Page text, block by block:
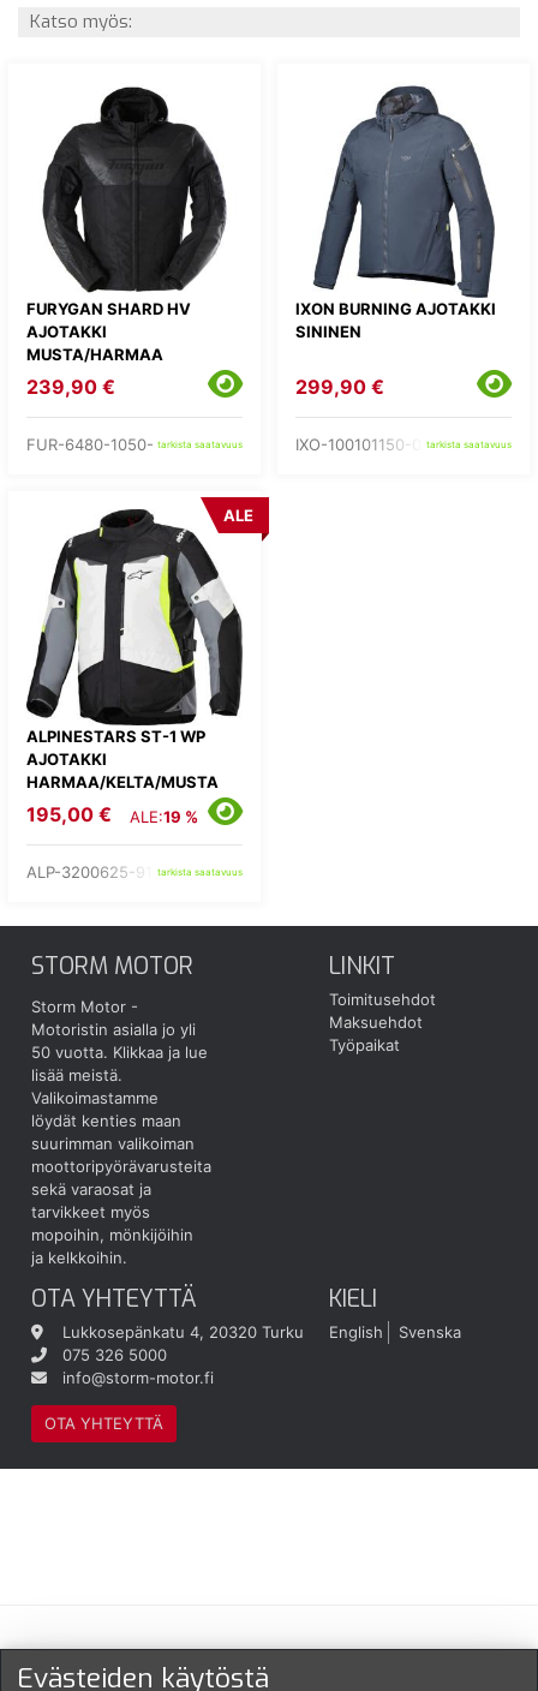
Katso myös:
FURYGAN SHARD HV
AJOTAKKI
MUSTA/HARMAA
239,90 €
FUR-6480-1050- tarkista saatavuus
IXON BURNING AJOTAKKI
SININEN
299,90 €
IXO-100101150-04-tarkista saatavuus
ALPINESTARS ST-1 WP
AJOTAKKI
HARMAA/KELTA/MUSTA
ALE
195,00 € ALE:19 %
ALP-3200625-9145-tarkista saatavuus
STORM MOTOR
Storm Motor -
Motoristin asialla jo yli
50 vuotta. Klikkaa ja lue
lisää meistä.
Valikoimastamme
löydät kenties maan
suurimman valikoiman
moottoripyörävarusteita
sekä varaosat ja
tarvikkeet myös
mopoihin, mönkijöihin
ja kelkkoihin.
LINKIT
Toimitusehdot
Maksuehdot
Työpaikat
OTA YHTEYTTÄ
Lukkosepänkatu 4, 20320 Turku
075 326 5000
info@storm-motor.fi
OTA YHTEYTTÄ
KIELI
English Svenska
Maksu- ja toimitustavat
Evästeiden käytöstä